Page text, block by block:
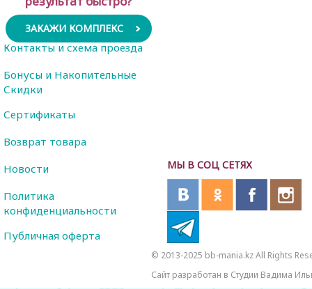
ЗАКАЖИ КОМПЛЕКС
МЫ В СОЦ СЕТЯХ
Контакты и схема проезда
Бонусы и Накопительные
Скидки
Сертификаты
Возврат товара
Новости
Политика
конфиденциальности
Публичная оферта
© 2013-2025 bb-mania.kz All Rights
Сайт разработан в Студии Вадима